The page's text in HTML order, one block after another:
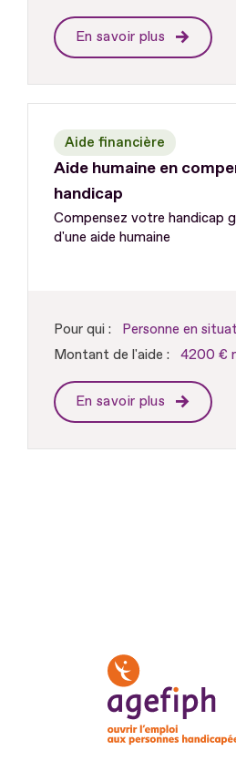
En savoir plus
Aide humaine en
handicap
Aide financière
Compensez votre handicap
d'une aide humaine
Pour qui :
Personne en
Montant de l'aide :
4200 €
En savoir plus